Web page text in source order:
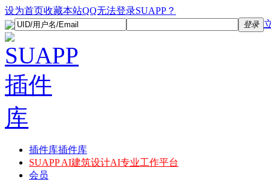
设为首页收藏本站QQ无法登录SUAPP？
登录
插件库插件库
SUAPP AI建筑设计AI专业工作平台
会员